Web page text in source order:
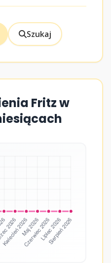
Szukaj
Fritz w